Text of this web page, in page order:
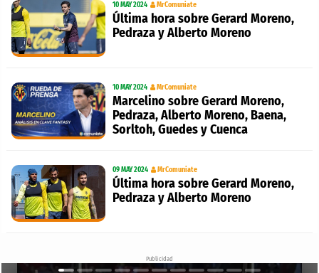
10 MAY 2024 MrComuniate
Última hora sobre Gerard Moreno,
Pedraza y Alberto Moreno
10 MAY 2024 MrComuniate
Marcelino sobre Gerard Moreno,
Pedraza, Alberto Moreno, Baena,
Sorltoh, Guedes y Cuenca
09 MAY 2024 MrComuniate
Última hora sobre Gerard Moreno,
Pedraza y Alberto Moreno
Publicidad